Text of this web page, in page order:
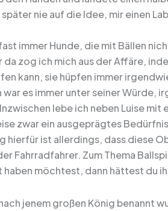
nie auf die Idee, mir einen
immer Hunde, die mit Bällen
zog ich mich aus der Affäre,
kann, sie hüpfen immer
es immer unter seiner Würde,
lebe ich neben Luise mit
zwar ein ausgeprägtes
hierfür ist allerdings, dass diese
Fahrradfahrer. Zum Thema
haben möchtest, dann hättest du
jenem großen König benannt